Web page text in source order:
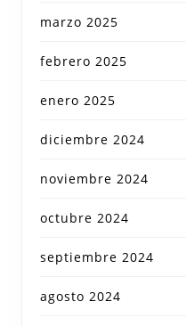
marzo 2025
febrero 2025
enero 2025
diciembre 2024
noviembre 2024
octubre 2024
septiembre 2024
agosto 2024